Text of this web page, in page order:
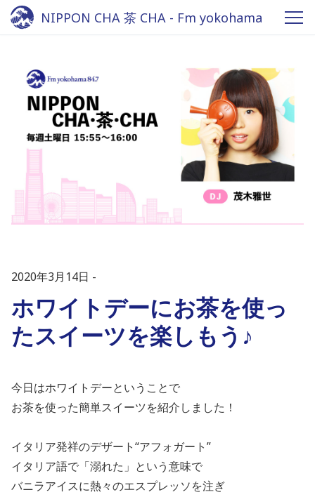
NIPPON CHA 茶 CHA - Fm yokohama
2020年3月14日
ホワイトデーにお茶を使っ
たスイーツを楽しもう♪
今日はホワイトデーということで
お茶を使った簡単スイーツを紹介しました！
イタリア発祥のデザート“アフォガート”
イタリア語で「溺れた」という意味で
バニラアイスに熱々のエスプレッソを注ぎ